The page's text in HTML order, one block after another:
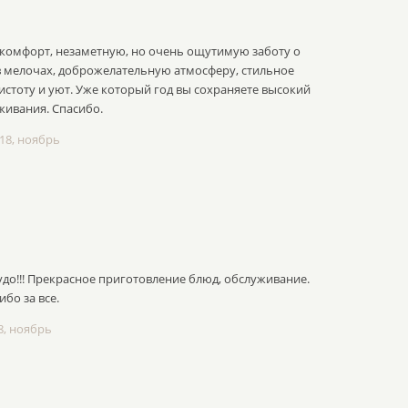
незаметную, но очень ощутимую заботу о
мелочах, доброжелательную атмосферу, стильное
и уют. Уже который год вы сохраняете высокий
Спасибо.
ноябрь
Прекрасное приготовление блюд, обслуживание.
за все.
ноябрь